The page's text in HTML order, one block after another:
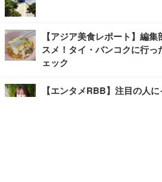
【アジア美食レポート】編
スメ！タイ・バンコクに行
ェック
【エンタメRBB】注目の人